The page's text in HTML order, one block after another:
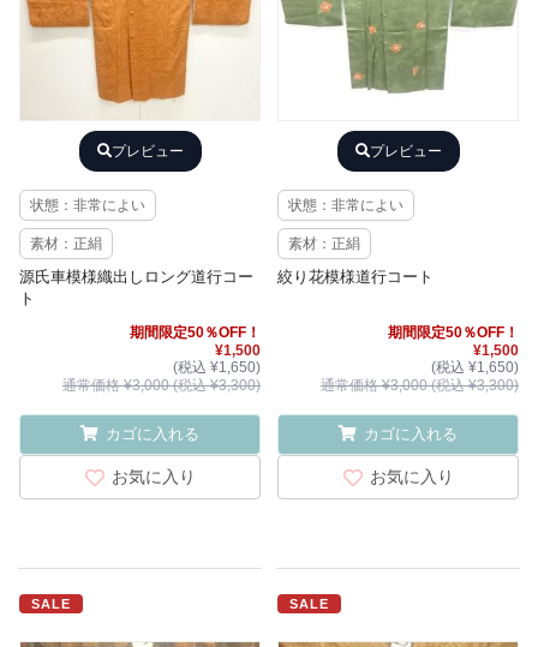
プレビュー
状態：非常によい
素材：正絹
源氏車模様織出しロング道行コー
ト
期間限定50％OFF！
¥1,500
(税込 ¥1,650)
通常価格 ¥3,000 (税込 ¥3,300)
カゴに入れる
お気に入り
プレビュー
状態：非常によい
素材：正絹
絞り花模様道行コート
期間限定50％OFF！
¥1,500
(税込 ¥1,650)
通常価格 ¥3,000 (税込 ¥3,300)
カゴに入れる
お気に入り
SALE SALE